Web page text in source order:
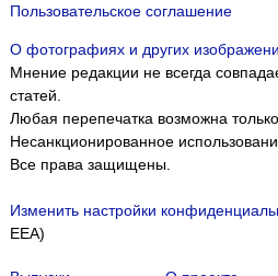
Пользовательское соглашение
О фотографиях и других
Мнение редакции не всегда
статей.
Любая перепечатка возможна только
Несанкционированное
Все права защищены.
Изменить настройки
EEA)